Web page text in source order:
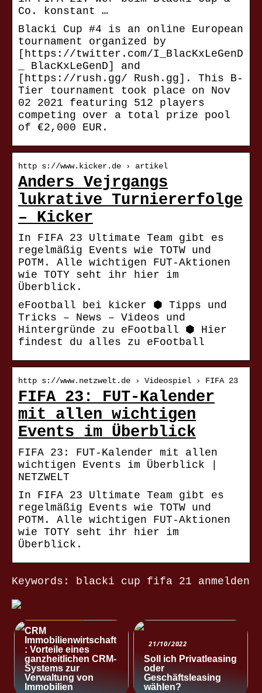
Co. konstant …
Blacki Cup #4 is an online European
tournament organized by
[https://twitter.com/I_BlacKxLeGenD
_ BlacKxLeGenD] and
[https://rush.gg/ Rush.gg]. This B-
Tier tournament took place on Nov
02 2021 featuring 512 players
competing over a total prize pool
of €2,000 EUR.
http s://www.kicker.de › artikel
Anders Vejrgangs
lukrative Turniererfolge
– Kicker
In FIFA 23 Ultimate Team gibt es
regelmäßig Events wie TOTW und
POTM. Alle wichtigen FUT-Aktionen
wie TOTY seht ihr hier im
Überblick.
eFootball bei kicker ⬢ Tipps und
Tricks – News – Videos und
Hintergründe zu eFootball ⬢ Hier
findest du alles zu eFootball
http s://www.netzwelt.de › Videospiel › FIFA 23
FIFA 23: FUT-Kalender
mit allen wichtigen
Events im Überblick
FIFA 23: FUT-Kalender mit allen
wichtigen Events im Überblick |
NETZWELT
In FIFA 23 Ultimate Team gibt es
regelmäßig Events wie TOTW und
POTM. Alle wichtigen FUT-Aktionen
wie TOTY seht ihr hier im
Überblick.
Keywords: blacki cup fifa 21 anmelden
CRM
Immobilienwirtschaft
: Vorteile eines
ganzheitlichen CRM-
Systems zur
Verwaltung von
Immobilien
21/10/2022
Soll ich Privatleasing
oder
Geschäftsleasing
wählen?